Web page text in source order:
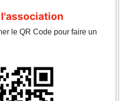
l'association
le QR Code pour faire un